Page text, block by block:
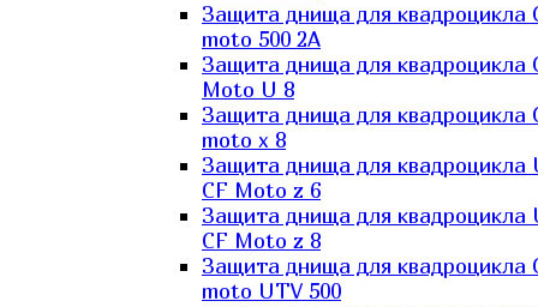
Защита днища для квадроцикла
moto 500 2A
Защита днища для квадроцикла
Moto U 8
Защита днища для квадроцикла
moto x 8
Защита днища для квадроцикла
CF Moto z 6
Защита днища для квадроцикла
CF Moto z 8
Защита днища для квадроцикла
moto UTV 500